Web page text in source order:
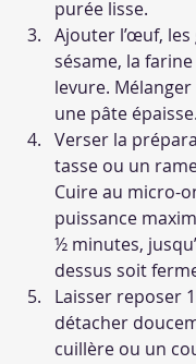
purée lisse.
Ajouter l’œuf,
sésame, la
levure.
une pâte épaisse.
Verser la
tasse ou un
Cuire au micro-
puissance
½ minutes,
dessus soit
Laisser reposer
détacher
cuillère ou un